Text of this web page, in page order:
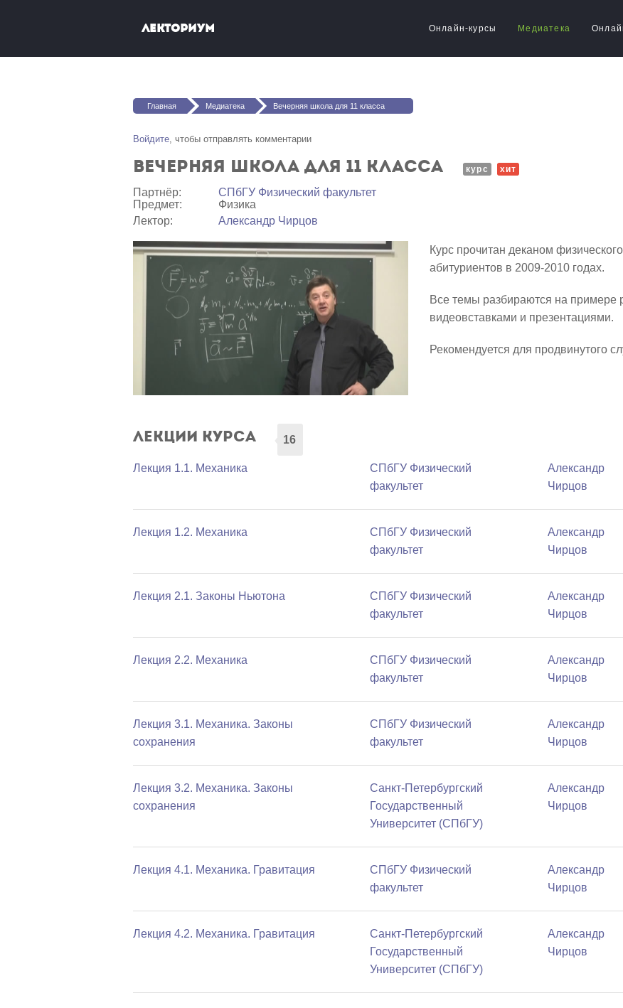
Лекториум Онлайн-курсы Медиатека
Вы здесь
Главная Медиатека Вечерняя школа для 11 класса
Войдите, чтобы отправлять комментарии
Вечерняя школа для 11 класса курс хит
Партнёр:
СПбГУ Физический факультет
Предмет:
Физика
Лектор:
Александр Чирцов
Курс прочитан деканом
абитуриентов в 2009-2010 годах.
Все темы разбираются на примере
видеовставками и презентациями.
Рекомендуется для продвинутого
Лекции курса 16
Лекция 1.1. Механика
СПбГУ Физический
факультет
Александр
Чирцов
Лекция 1.2. Механика
СПбГУ Физический
факультет
Александр
Чирцов
Лекция 2.1. Законы Ньютона
СПбГУ Физический
факультет
Александр
Чирцов
Лекция 2.2. Механика
СПбГУ Физический
факультет
Александр
Чирцов
Лекция 3.1. Механика. Законы
сохранения
СПбГУ Физический
факультет
Александр
Чирцов
Лекция 3.2. Механика. Законы
сохранения
Санкт-Петербургский
Государственный
Университет (СПбГУ)
Александр
Чирцов
Лекция 4.1. Механика. Гравитация
СПбГУ Физический
факультет
Александр
Чирцов
Лекция 4.2. Механика. Гравитация
Санкт-Петербургский
Государственный
Университет (СПбГУ)
Александр
Чирцов